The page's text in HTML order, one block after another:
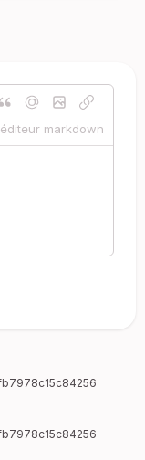
markdown